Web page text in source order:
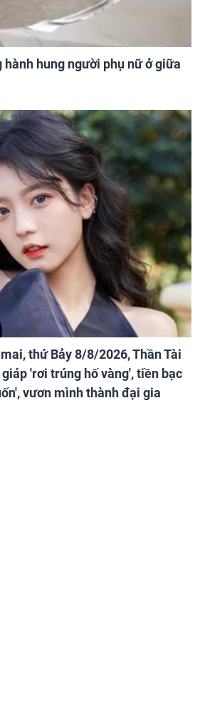
hung người phụ nữ ở giữa
thứ Bảy 8/8/2026, Thần Tài
'rơi trúng hố vàng', tiền bạc
vươn mình thành đại gia